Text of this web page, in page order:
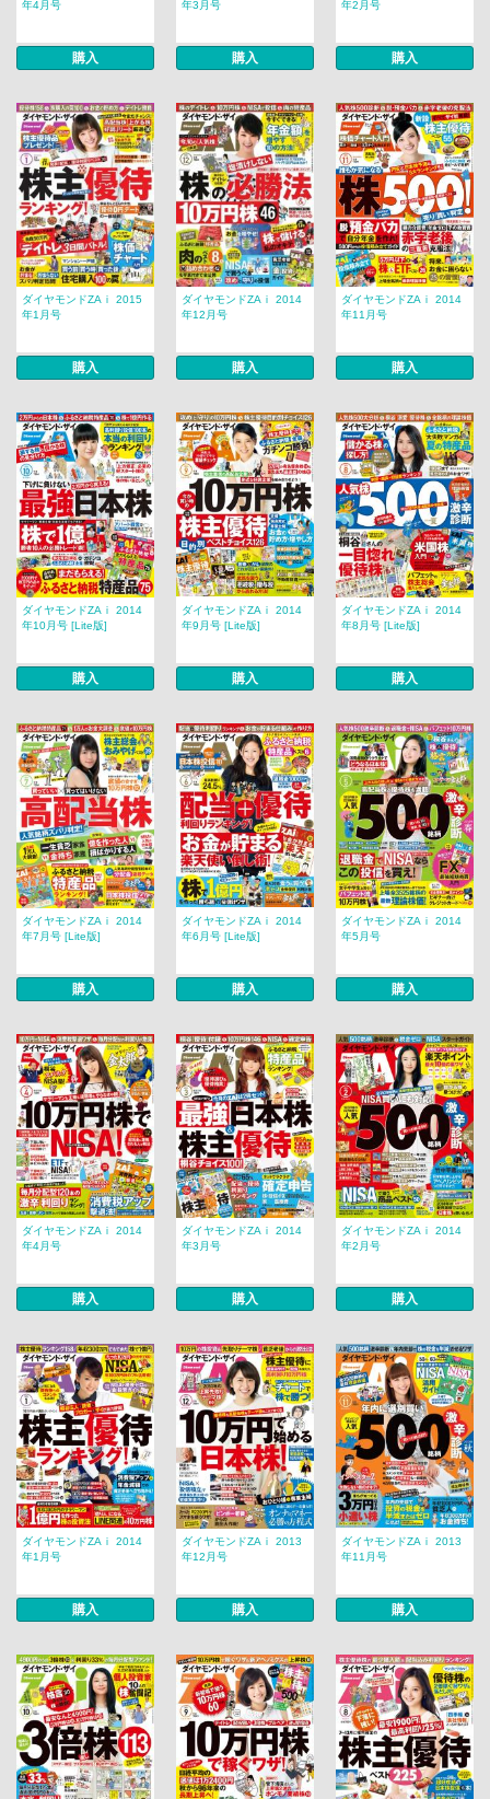
年4月号
購入
年3月号
購入
年2月号
購入
ダイヤモンドZAｉ 2015
年1月号
購入
ダイヤモンドZAｉ 2014
年12月号
購入
ダイヤモンドZAｉ 2014
年11月号
購入
ダイヤモンドZAｉ 2014
年10月号 [Lite版]
購入
ダイヤモンドZAｉ 2014
年9月号 [Lite版]
購入
ダイヤモンドZAｉ 2014
年8月号 [Lite版]
購入
ダイヤモンドZAｉ 2014
年7月号 [Lite版]
購入
ダイヤモンドZAｉ 2014
年6月号 [Lite版]
購入
ダイヤモンドZAｉ 2014
年5月号
購入
ダイヤモンドZAｉ 2014
年4月号
購入
ダイヤモンドZAｉ 2014
年3月号
購入
ダイヤモンドZAｉ 2014
年2月号
購入
ダイヤモンドZAｉ 2014
年1月号
購入
ダイヤモンドZAｉ 2013
年12月号
購入
ダイヤモンドZAｉ 2013
年11月号
購入